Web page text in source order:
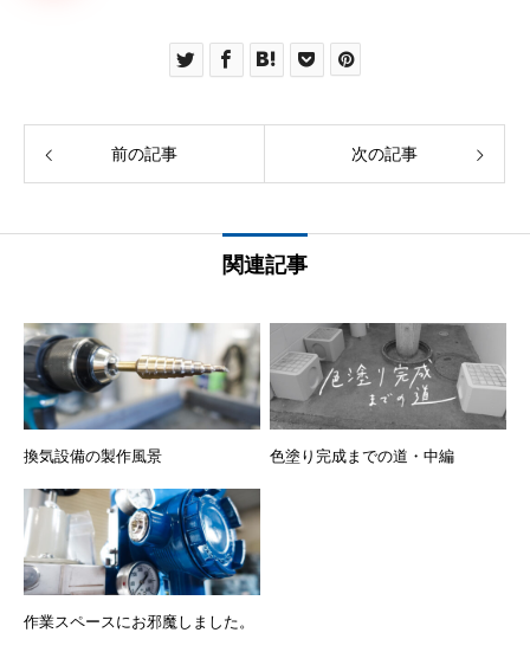
前の記事 次の記事
関連記事
換気設備の製作風景 色塗り完成までの道・中編
作業スペースにお邪魔しました。